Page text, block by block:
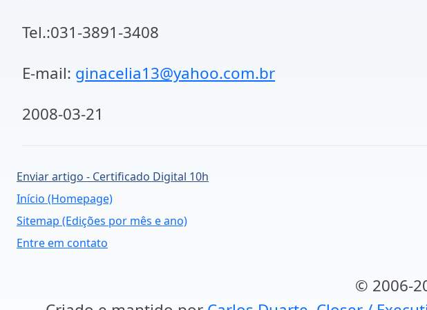
Tel.:031-3891-3408
E-mail: ginacelia13@yahoo.com.br
2008-03-21
Enviar artigo - Certificado Digital 10h
Início (Homepage)
Sitemap (Edições por mês e ano)
Entre em contato
© 2006-